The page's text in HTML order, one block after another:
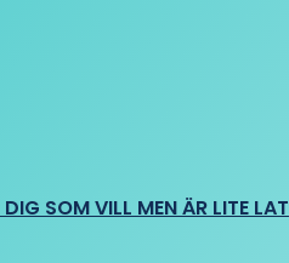
SOM VILL MEN ÄR LITE LAT